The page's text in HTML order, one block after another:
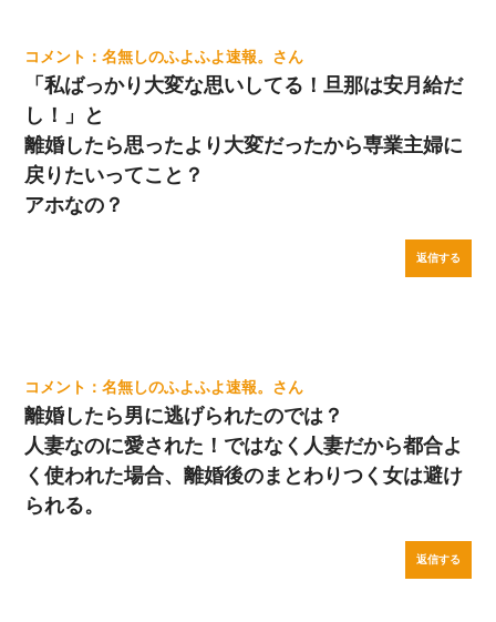
名無しのふよふよ速報。
「私ばっかり大変な思いしてる！旦那は安月給だ
し！」と
離婚したら思ったより大変だったから専業主婦に
戻りたいってこと？
アホなの？
返信する
名無しのふよふよ速報。
離婚したら男に逃げられたのでは？
人妻なのに愛された！ではなく人妻だから都合よ
く使われた場合、離婚後のまとわりつく女は避け
られる。
返信する